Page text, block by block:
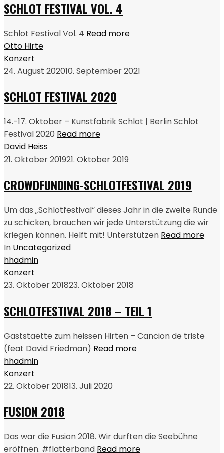
SCHLOT FESTIVAL VOL. 4
Schlot Festival Vol. 4 Read more
Otto Hirte
Konzert
24. August 202010. September 2021
SCHLOT FESTIVAL 2020
14.-17. Oktober – Kunstfabrik Schlot | Berlin Schlot
Festival 2020 Read more
David Heiss
21. Oktober 201921. Oktober 2019
CROWDFUNDING-SCHLOTFESTIVAL 2019
Um das „Schlotfestival“ dieses Jahr in die zweite Runde
zu schicken, brauchen wir jede Unterstützung die wir
kriegen können. Helft mit! Unterstützen Read more
In Uncategorized
hhadmin
Konzert
23. Oktober 201823. Oktober 2018
SCHLOTFESTIVAL 2018 – TEIL 1
Gaststaette zum heissen Hirten – Cancion de triste
(feat David Friedman) Read more
hhadmin
Konzert
22. Oktober 201813. Juli 2020
FUSION 2018
Das war die Fusion 2018. Wir durften die Seebühne
eröffnen. #flatterband Read more